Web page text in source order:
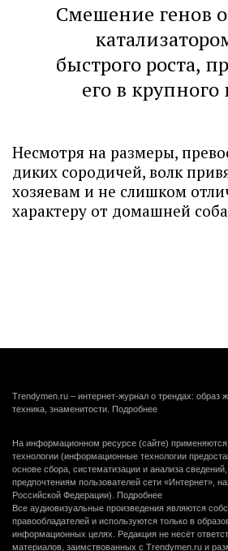
Смешение генов
быстрого роста,
его в крупного
Несмотря на размеры,
диких сородичей, волк
хозяевам и не слишком
характеру от домашней
Trendymen.ru – интернет-журнал о трендах: образ
техника, знаменитости. Подробнее
На информационном ресурсе (сайте)
технологии (информационные технологии
основе сбора, систематизации и анализа
предпочтениям пользователей сети «Интернет»,
Российской Федерации). Подробнее
Все аудиовизуальные произведения являются
правообладателей и используются только в
информационных целях. Редакция не несёт
материалов, заимствованных с Trendymen.ru и